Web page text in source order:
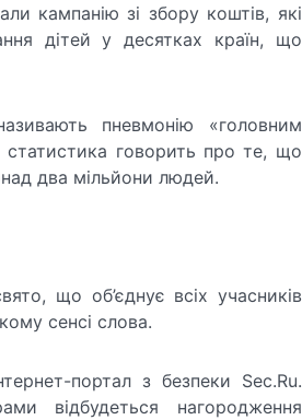
кампанію зі збору коштів, які
дітей у десятках країн, що
пневмонію «головним
статистика говорить про те, що
два мільйони людей.
що об’єднує всіх учасників
сенсі слова.
портал з безпеки Sec.Ru.
відбудеться нагородження